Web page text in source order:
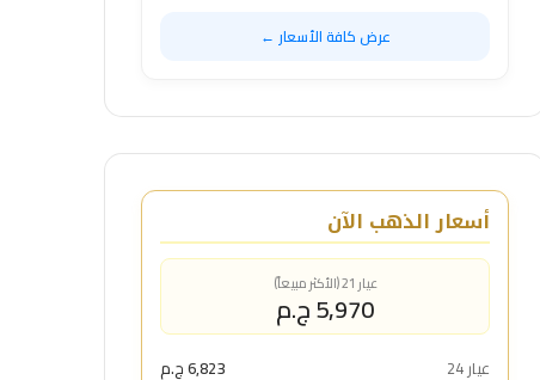
عرض كافة الأسعار ←
أسعار الذهب الآن
عيار 21 (الأكثر مبيعاً)
5,970 ج.م
عيار 24
6,823 ج.م